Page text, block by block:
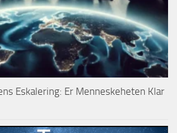
Eskalering: Er Menneskeheten Klar